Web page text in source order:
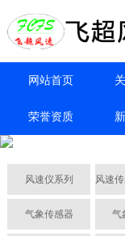
网站首页
荣誉资质
风速仪系列
气象传感器 气